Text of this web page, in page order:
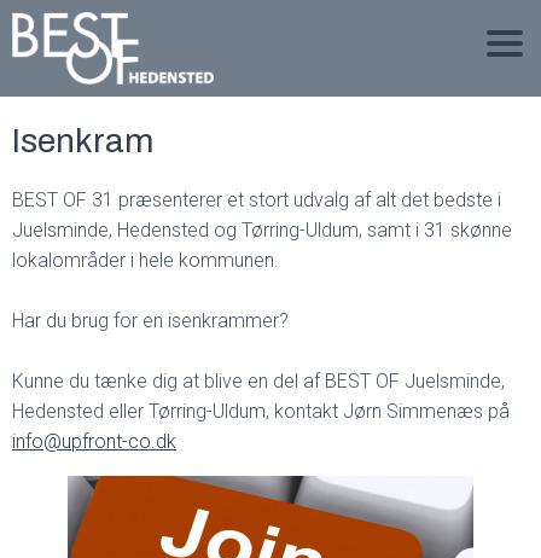
Isenkram
BEST OF 31 præsenterer et stort udvalg af alt det bedste i
Juelsminde, Hedensted og Tørring-Uldum, samt i 31 skønne
lokalområder i hele kommunen.
Har du brug for en isenkrammer?
Kunne du tænke dig at blive en del af BEST OF Juelsminde,
Hedensted eller Tørring-Uldum, kontakt Jørn Simmenæs på
info@upfront-co.dk